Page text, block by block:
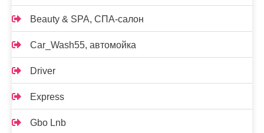
Beauty & SPA, СПА-салон
Car_Wash55, автомойка
Driver
Express
Gbo Lnb